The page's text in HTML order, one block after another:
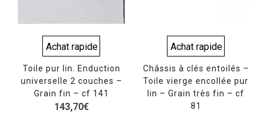
Achat rapide
Toile pur lin. Enduction
universelle 2 couches –
Grain fin – cf 141
143,70€
Achat rapide
Châssis à clés entoilés –
Toile vierge encollée pur
lin – Grain très fin – cf
81